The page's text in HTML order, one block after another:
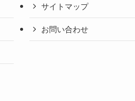
サイトマップ
お問い合わせ